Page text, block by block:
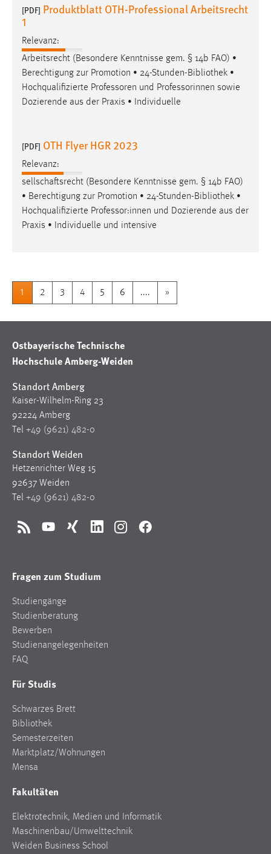
[PDF] Produktblatt OTH-Professional Arbeitsrecht
1
Relevanz:
Arbeitsrecht (Besondere Kenntnisse gem. § 14b FAO) •
Berechtigung zur Promotion • 24-Stunden-Bibliothek •
Hochqualifizierte Professoren und Professorinnen sowie
Dozierende aus der Praxis • Individuelle
[PDF] OTH Flyer HGR 2023
Relevanz:
sellschaftsrecht (Besondere Kenntnisse gem. § 14b FAO)
• Berechtigung zur Promotion • 24-Stunden-Bibliothek •
Hochqualifizierte Professor:innen und Dozierende aus der
Praxis • Individuelle und intensive
1 2 3 4 5 6 .... »
Ostbayerische Technische
Hochschule Amberg-Weiden
Standort Amberg
Kaiser-Wilhelm-Ring 23
92224 Amberg
Tel +49 (9621) 482-0
Standort Weiden
Hetzenrichter Weg 15
92637 Weiden
Tel +49 (9621) 482-0
RSS YouTubeXing LinkedInInstagramFacebook
Fragen zum Studium
Studiengänge
Studienberatung
Bewerben
Studienangelegenheiten
FAQ
Für Studis
Schwarzes Brett
Bibliothek
Semesterzeiten
Marktplatz/Wohnungen
Mensa
Fakultäten
Elektrotechnik, Medien und Informatik
Maschinenbau/Umwelttechnik
Weiden Business School